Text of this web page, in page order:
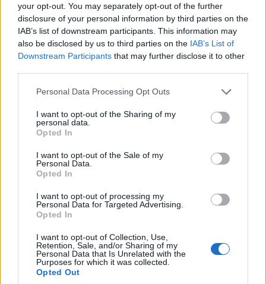
your opt-out. You may separately opt-out of the further
disclosure of your personal information by third parties on the
IAB’s list of downstream participants. This information may
also be disclosed by us to third parties on the IAB’s List of
Downstream Participants that may further disclose it to other
Please note that this website/app uses one or more Google
not limited to your visit or usage behaviour. You may click to
grant or deny consent to Google and its third-party tags to
use your data for below specified purposes in below Google
consent section.
Personal Data Processing Opt Outs
I want to opt-out of the Sharing of my
personal data.
Opted In
I want to opt-out of the Sale of my
Personal Data.
Opted In
I want to opt-out of processing my
Personal Data for Targeted Advertising.
Opted In
I want to opt-out of Collection, Use,
Retention, Sale, and/or Sharing of my
Personal Data that Is Unrelated with the
Purposes for which it was collected.
Opted Out
Mára elmondható, hogy a lehetőségekhez képest
kiszorították, kezelhetővé tették az érkező vizeket.
A másik komoly feladat az alagútban a
csatorna és folyóka rendszer épült, a metró
menekítési útvonalát szem előtt tartva. A
23,9 km csőhálózat és 11,5 km folyóka